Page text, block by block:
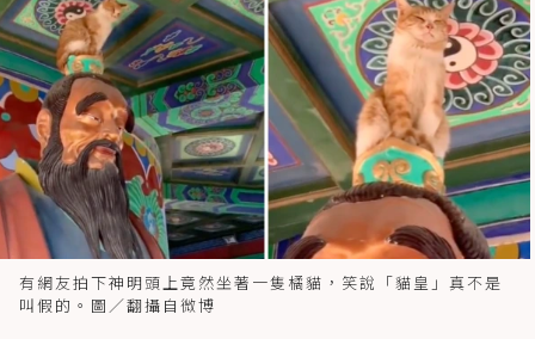
有網友拍下神明頭上竟然坐著一隻橘貓，笑說「貓皇」真不是
叫假的。圖／翻攝自微博